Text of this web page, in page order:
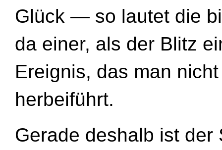
Glück — so lautet die
da einer, als der Blitz
Ereignis, das man
herbeiführt.
Gerade deshalb ist der